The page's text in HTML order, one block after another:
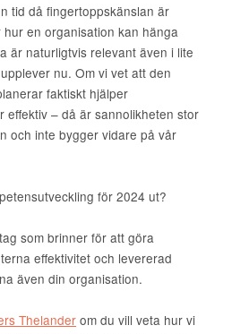
tid då fingertoppskänslan är
en organisation kan hänga
är naturligtvis relevant även i lite
nu. Om vi vet att den
faktiskt hjälper
effektiv – då är sannolikheten stor
och inte bygger vidare på vår
för 2024 ut?
som brinner för att göra
effektivitet och levererad
även din organisation.
Thelander om du vill veta hur vi